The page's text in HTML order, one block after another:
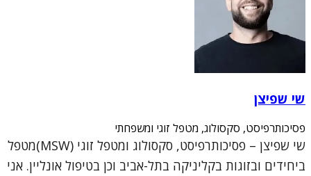
שי שפיצן
פסיכותרפיסט, סקסולוג, מטפל זוגי ומשפחתי
שי שפיצן – פסיכותרפיסט, סקסולוג ומטפל זוגי (MSW)מטפל
ביחידים ובזוגות בקליניקה בתל-אביב וכן בטיפול אונליין. אני